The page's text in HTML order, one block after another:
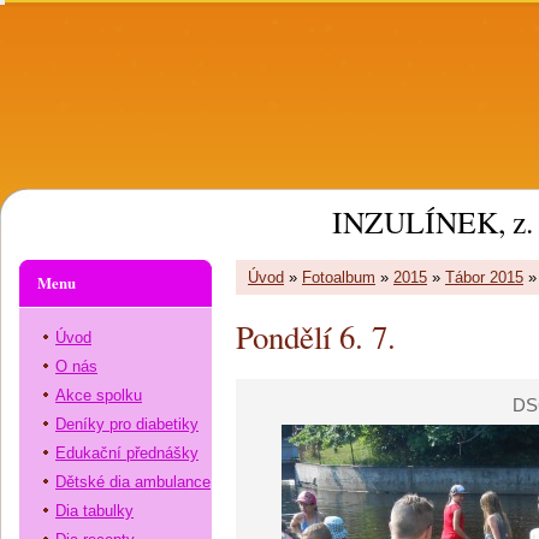
INZULÍNEK, z.
Úvod » Fotoalbum » 2015 » Tábor 2015
Pondělí 6. 7.
Menu
Úvod
O nás
Akce spolku
Deníky pro diabetiky
Edukační přednášky
Dětské dia ambulance
Dia tabulky